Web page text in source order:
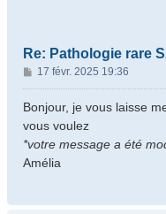
Re: Pathologie rare
M
e
s
g
e
17 févr. 2025 19:36
Bonjour, je vous laisse
vous voulez
*votre message a été
Amélia